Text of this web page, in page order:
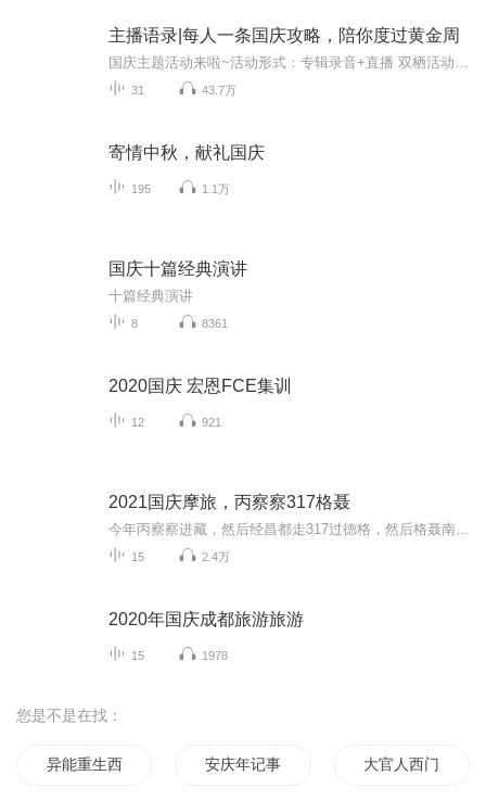
主播语录|每人一条国庆攻略，陪你度过黄金周
31 43.7万
寄情中秋，献礼国庆
195 1.1万
国庆十篇经典演讲
十篇经典演讲
8 8361
2020国庆 宏恩FCE集训
12 921
2021国庆摩旅，丙察察317格聂
15 2.4万
2020年国庆成都旅游旅游
15 1978
您是不是在找：
异能重生西门庆 安庆年记事 大官人西门庆